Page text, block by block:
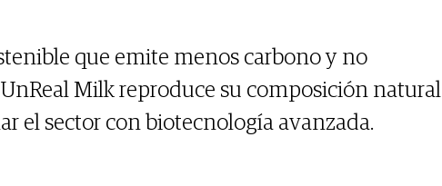
que emite menos carbono y no
Milk reproduce su composición natural
el sector con biotecnología avanzada.